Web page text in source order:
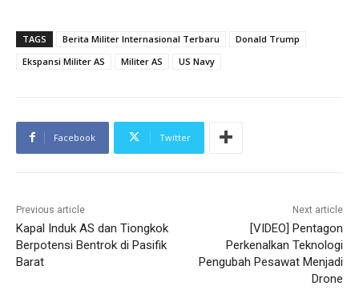
TAGS Berita Militer Internasional Terbaru
Donald Trump
Ekspansi Militer AS
Militer AS US Navy
Facebook Twitter
Previous article
Kapal Induk AS dan Tiongkok
Berpotensi Bentrok di Pasifik
Barat
Next article
[VIDEO] Pentagon
Perkenalkan Teknologi
Pengubah Pesawat Menjadi
Drone